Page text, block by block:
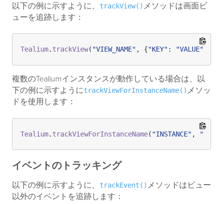
以下の例に示すように、 trackView() メソッドは画面ビ
ューを追跡します：
Tealium. trackView( "VIEW_NAME" , {"KEY" : "VALUE"
複数のTealiumインスタンスが動作している場合は、以
下の例に示すようにtrackViewForInstanceName() メソッ
ドを使用します：
Tealium. trackViewForInstanceName( "INSTANCE" ,
イベントのトラッキング
以下の例に示すように、 trackEvent()メソッドはビュー
以外のイベントを追跡します：